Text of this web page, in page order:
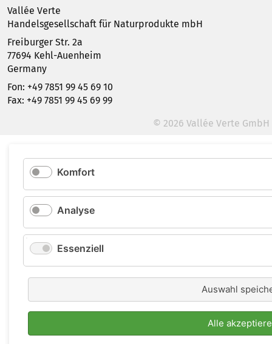
Vallée Verte
Handelsgesellschaft für Naturprodukte mbH
Freiburger Str. 2a
77694 Kehl-Auenheim
Germany
Fon: +49 7851 99 45 69 10
Fax: +49 7851 99 45 69 99
© 2026 Vallée Verte GmbH
Komfort
Analyse
Essenziell
Auswahl
Alle